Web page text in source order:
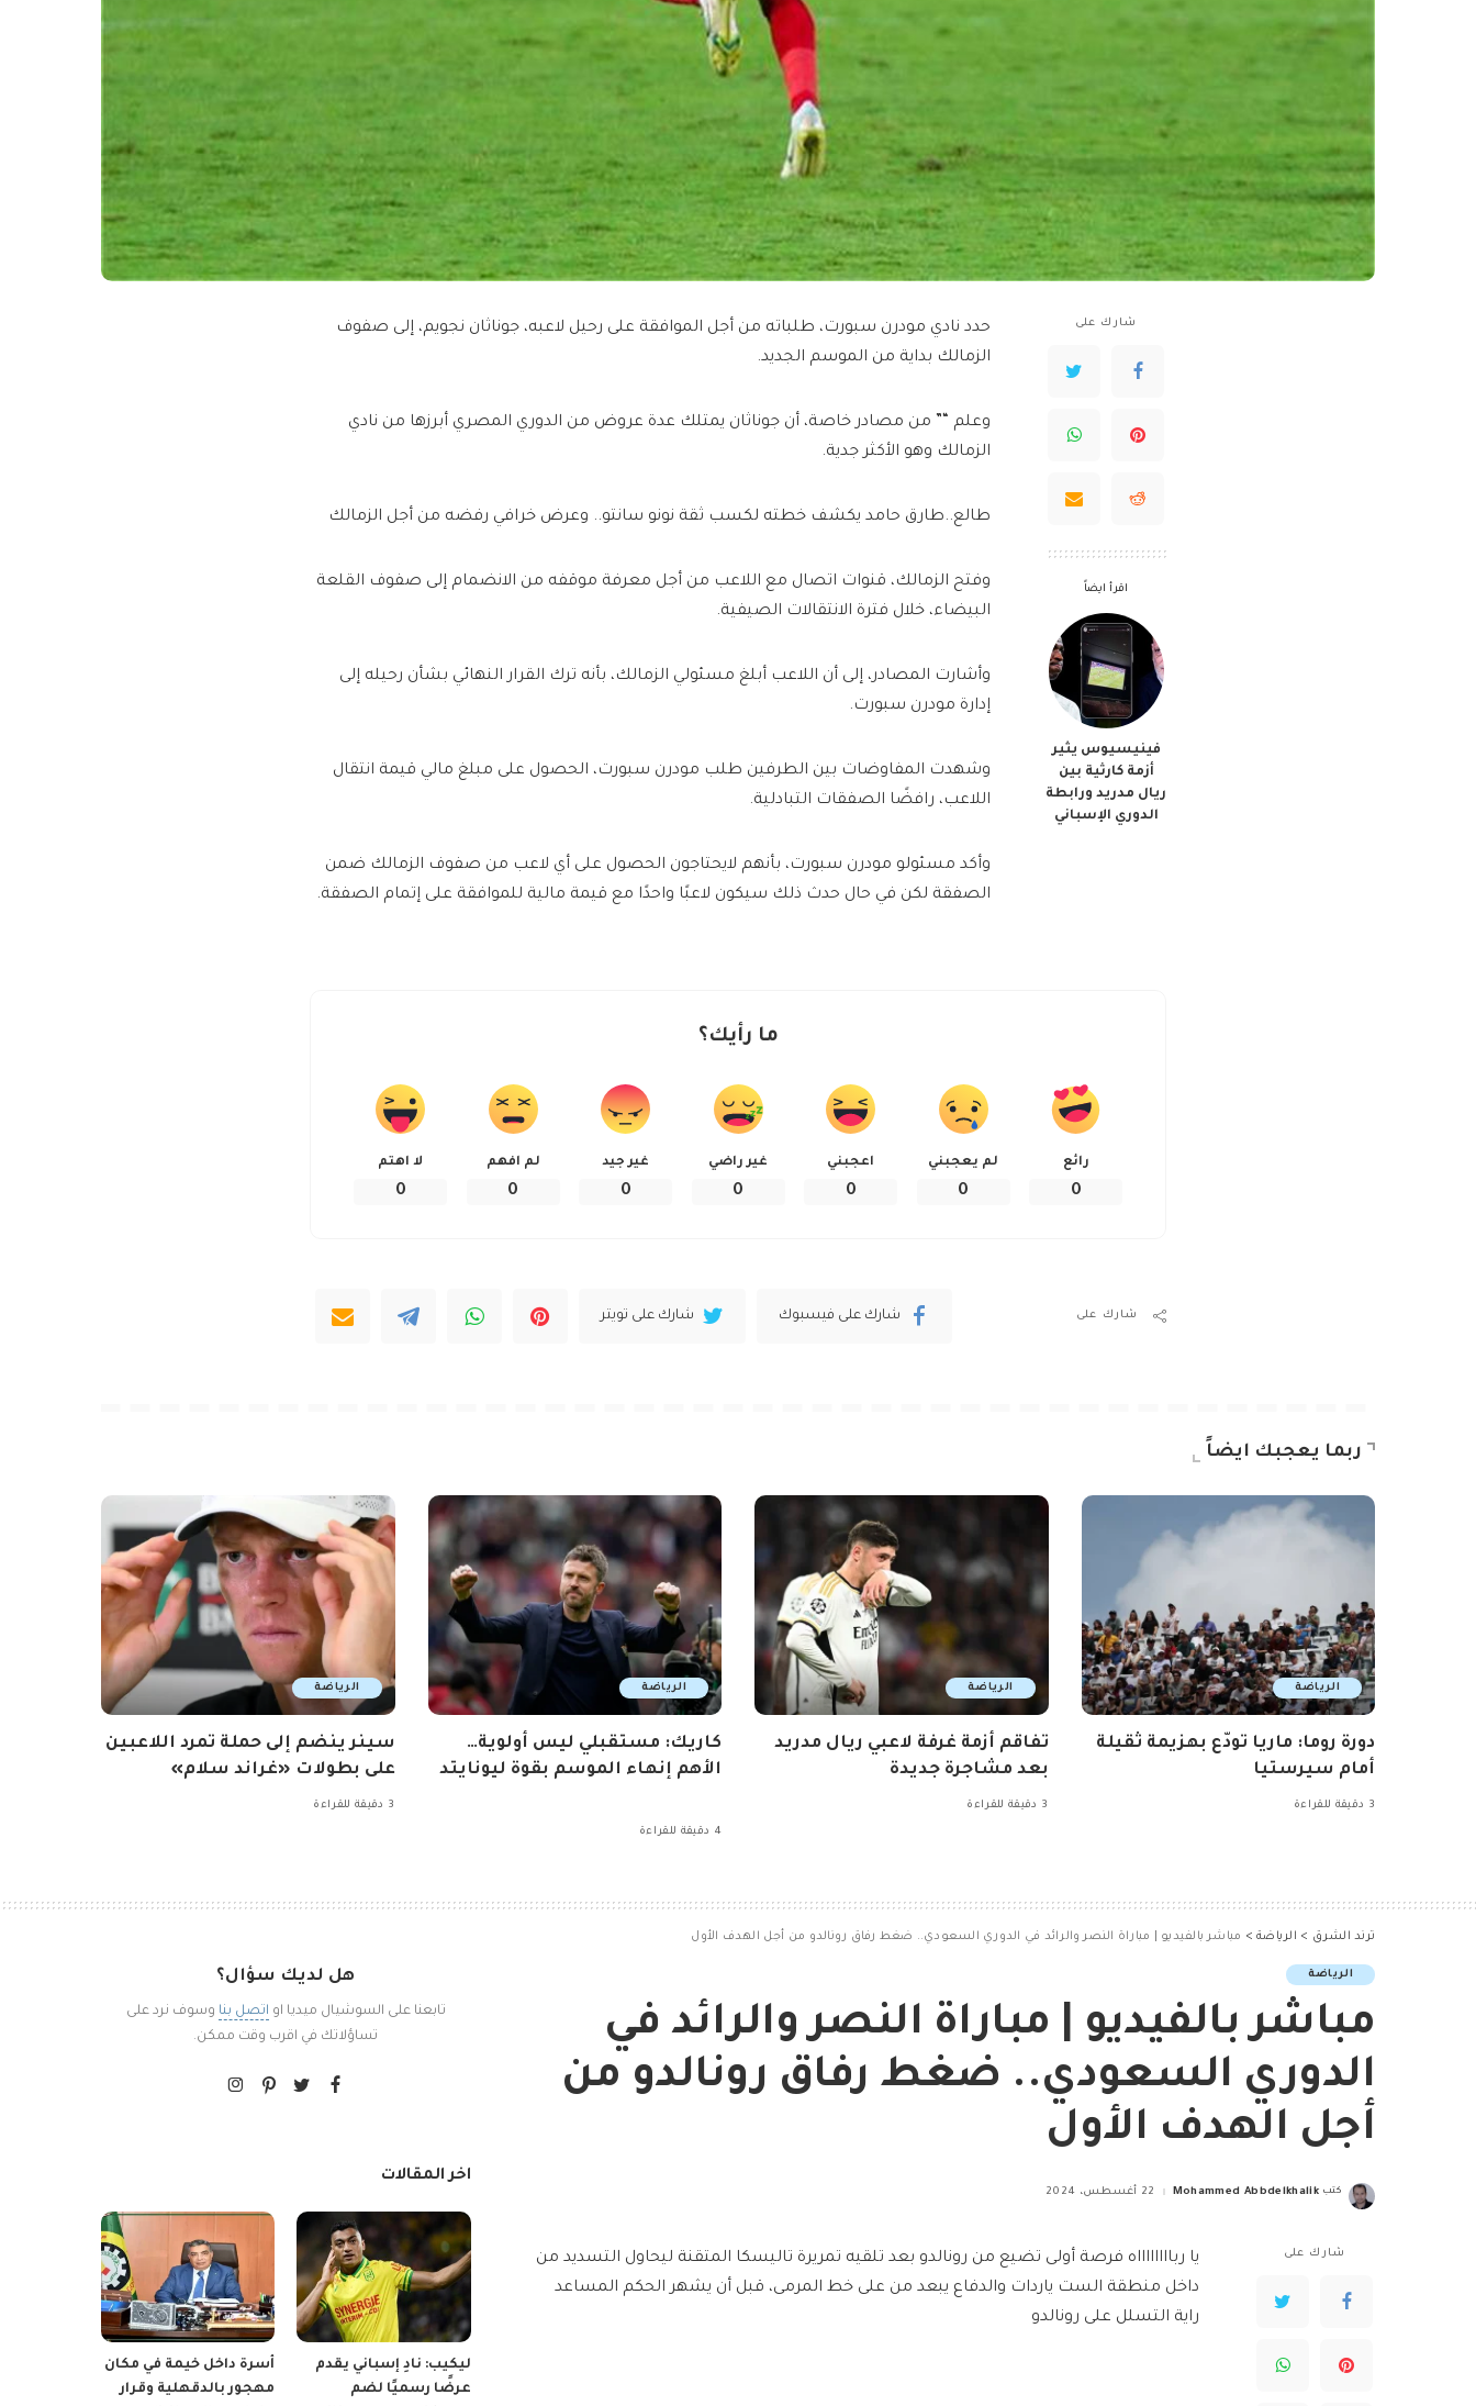
شارك على
اقرأ ايضاً
فينيسيوس يثير
أزمة كارثية بين
ريال مدريد ورابطة
الدوري الإسباني
حدد نادي مودرن سبورت، طلباته من أجل الموافقة على رحيل لاعبه، جوناثان نجويم، إلى صفوف
الزمالك بداية من الموسم الجديد.
وعلم “” من مصادر خاصة، أن جوناثان يمتلك عدة عروض من الدوري المصري أبرزها من نادي
الزمالك وهو الأكثر جدية.
طالع..طارق حامد يكشف خطته لكسب ثقة نونو سانتو.. وعرض خرافي رفضه من أجل الزمالك
وفتح الزمالك، قنوات اتصال مع اللاعب من أجل معرفة موقفه من الانضمام إلى صفوف القلعة
البيضاء، خلال فترة الانتقالات الصيفية.
وأشارت المصادر، إلى أن اللاعب أبلغ مسئولي الزمالك، بأنه ترك القرار النهائي بشأن رحيله إلى
إدارة مودرن سبورت.
وشهدت المفاوضات بين الطرفين طلب مودرن سبورت، الحصول على مبلغ مالي قيمة انتقال
اللاعب، رافضًا الصفقات التبادلية.
وأكد مسئولو مودرن سبورت، بأنهم لايحتاجون الحصول على أي لاعب من صفوف الزمالك ضمن
الصفقة لكن في حال حدث ذلك سيكون لاعبًا واحدًا مع قيمة مالية للموافقة على إتمام الصفقة.
ما رأيك؟
رائع
0
لم يعجبني
0
اعجبني
0
غير راضي
0
غير جيد
0
لم افهم
0
لا اهتم
0
شارك على شارك على فيسبوك شارك على تويتر
ربما يعجبك ايضاً
الرياضة
دورة روما: ماريا تودّع بهزيمة ثقيلة
أمام سيرستيا
3 دقيقة للقراءة
الرياضة
تفاقم أزمة غرفة لاعبي ريال مدريد
بعد مشاجرة جديدة
3 دقيقة للقراءة
الرياضة
كاريك: مستقبلي ليس أولوية…
الأهم إنهاء الموسم بقوة ليونايتد
4 دقيقة للقراءة
الرياضة
سينر ينضم إلى حملة تمرد اللاعبين
على بطولات «غراند سلام»
3 دقيقة للقراءة
ترند الشرق > الرياضة> مباشر بالفيديو | مباراة النصر والرائد في الدوري السعودي.. ضغط رفاق رونالدو من أجل الهدف الأول
الرياضة
مباشر بالفيديو | مباراة النصر والرائد في
الدوري السعودي.. ضغط رفاق رونالدو من
أجل الهدف الأول
Posted
كتب Mohammed Abbdelkhalik 22 أغسطس، 2024
شارك على
يا ربااااااااه فرصة أولى تضيع من رونالدو بعد تلقيه تمريرة تاليسكا المتقنة ليحاول التسديد من
داخل منطقة الست ياردات والدفاع يبعد من على خط المرمى، قبل أن يشهر الحكم المساعد
راية التسلل على رونالدو
هل لديك سؤال؟
تابعنا على السوشيال ميديا او اتصل بنا وسوف نرد على
تساؤلاتك في اقرب وقت ممكن.
اخر المقالات
ليكيب: نادِ إسباني يقدم
عرضًا رسميًا لضم
أسرة داخل خيمة في مكان
مهجور بالدقهلية وقرار